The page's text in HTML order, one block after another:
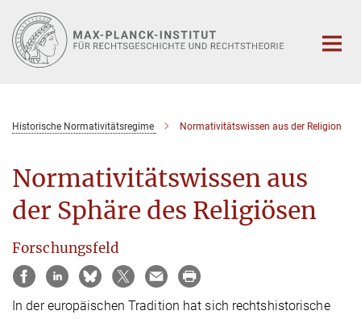
Hauptinhalt
Historische Normativitätsregime Normativitätswissen aus der Religion
Normativitätswissen aus
der Sphäre des Religiösen
Forschungsfeld
In der europäischen Tradition hat sich rechtshistorische